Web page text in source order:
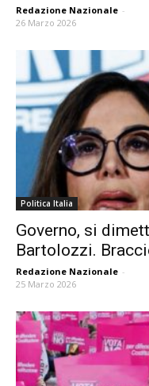
Redazione Nazionale -
26 Marzo 2026
Politica Italia
Governo, si
Bartolozzi.
Redazione Nazionale -
25 Marzo 2026